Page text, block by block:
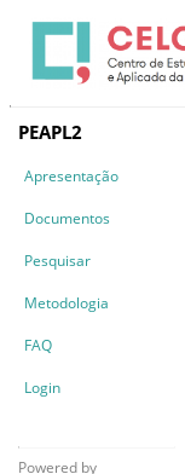
PEAPL2
Apresentação
Documentos
Pesquisar
Metodologia
FAQ
Login
Powered by